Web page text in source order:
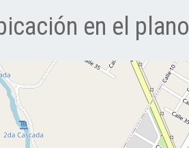
en el plano